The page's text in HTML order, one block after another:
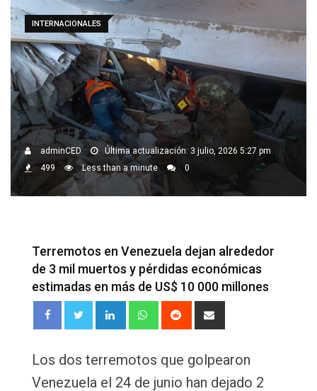
INTERNACIONALES
adminCED
Última actualización: 3 julio, 2026 5:27 pm
499
Less than a minute 0
Terremotos en Venezuela dejan alrededor
de 3 mil muertos y pérdidas económicas
estimadas en más de US$ 10 000 millones
LinkedInWhatsapp
Reddit
via
Los dos terremotos que golpearon
Venezuela el 24 de junio han dejado 2